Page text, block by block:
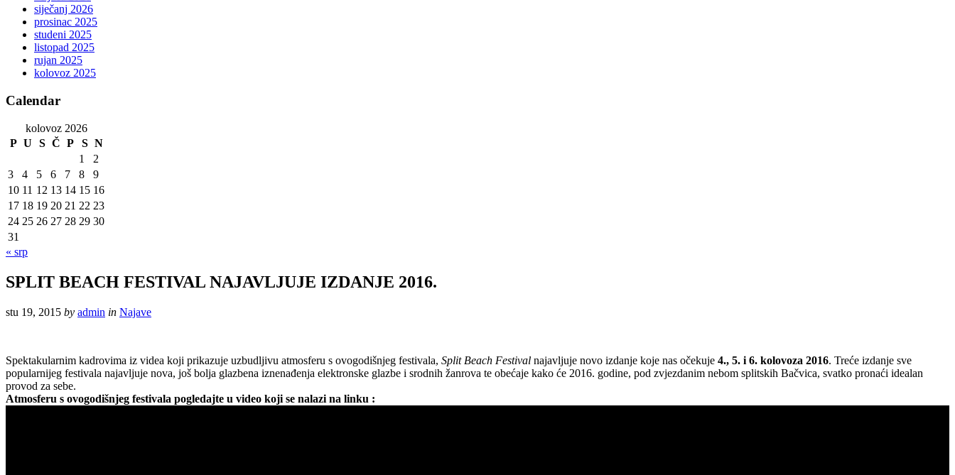
siječanj 2026
prosinac 2025
studeni 2025
listopad 2025
rujan 2025
kolovoz 2025
Calendar
kolovoz 2026
P U S Č P S N
1
2
3
4 5 6 7 8
9
10 11 12 13 14 15 16
17 18 19 20 21 22 23
24 25 26 27 28 29 30
31
« srp
SPLIT BEACH FESTIVAL NAJAVLJUJE IZDANJE 2016.
stu 19, 2015 by admin in Najave
Spektakularnim kadrovima iz videa koji prikazuje uzbudljivu atmosferu s ovogodišnjeg festivala, Split Beach Festival najavljuje novo izdanje koje nas očekuje 4., 5. i 6. kolovoza 2016. Treće izdanje sve
popularnijeg festivala najavljuje nova, još bolja glazbena iznenađenja elektronske glazbe i srodnih žanrova te obećaje kako će 2016. godine, pod zvjezdanim nebom splitskih Bačvica, svatko pronaći idealan
provod za sebe.
Atmosferu s ovogodišnjeg festivala pogledajte u video koji se nalazi na linku :